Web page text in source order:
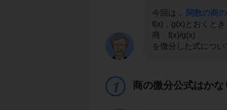
今回は，
関数の商
f(x)，g(x)とおくとき
商 f(x)/g(x)
を微分した式につ
商の微分公式はか